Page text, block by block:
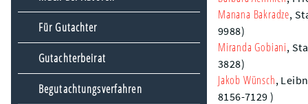
Für Gutachter
Gutachterbeirat
Begutachtungsverfahren
Manana Bakradze,
9988)
Miranda Gobiani,
3828)
Jakob Wünsch,
8156-7129 )